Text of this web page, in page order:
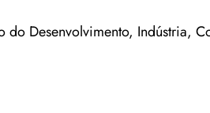
do Desenvolvimento, Indústria,